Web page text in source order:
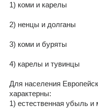
1) коми и карелы
2) ненцы и долганы
3) коми и буряты
4) карелы и тувинцы
Для населения
характерны:
1) естественная убыль и